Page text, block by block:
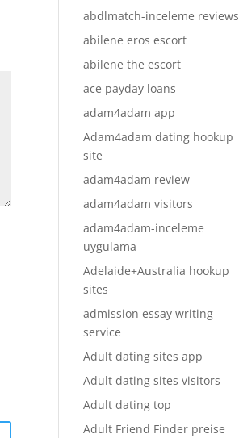
abdlmatch-inceleme reviews
abilene eros escort
abilene the escort
ace payday loans
adam4adam app
Adam4adam dating hookup
site
adam4adam review
adam4adam visitors
adam4adam-inceleme
uygulama
Adelaide+Australia hookup
sites
admission essay writing
service
Adult dating sites app
Adult dating sites visitors
Adult dating top
Adult Friend Finder preise